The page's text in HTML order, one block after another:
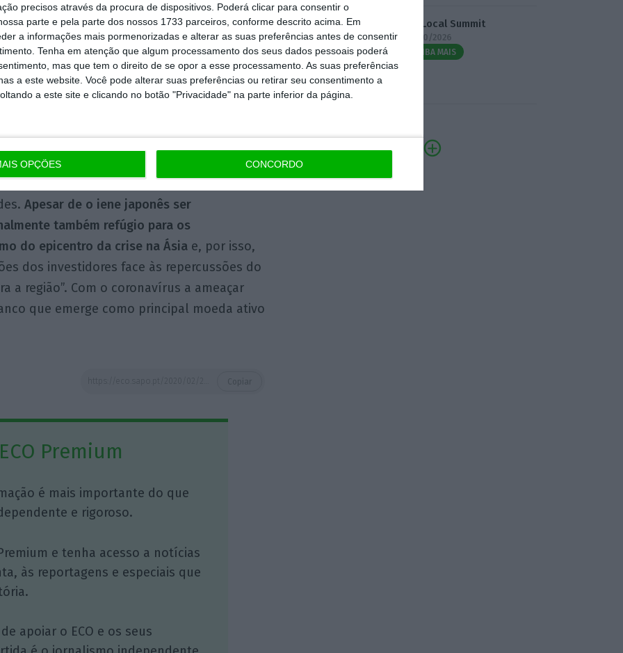
precisos através da procura de dispositivos. Poderá clicar para consentir o
parte e pela parte dos nossos 1733 parceiros, conforme descrito acima. Em
a informações mais pormenorizadas e alterar as suas preferências antes de consentir
Tenha em atenção que algum processamento dos seus dados pessoais poderá
mas que tem o direito de se opor a esse processamento. As suas preferências
a este website. Você pode alterar suas preferências ou retirar seu consentimento a
a este site e clicando no botão "Privacidade" na parte inferior da página.
OPÇÕES CONCORDO
beneficiados. O ouro está em máximos
por onça e a prata ganha 1% para
a dez anos caiu abaixo de 1,3% e a
desde que a crise do coronavírus escalou
de um novo foco em Itália no
passada”, acrescenta a corretora
Apesar de o iene japonês ser
também refúgio para os
do epicentro da crise na Ásiae, por isso,
dos investidores face às repercussões do
a região”. Com o coronavírus a ameaçar
que emerge como principal moeda ativo
Premium
é mais importante do que
e rigoroso.
e tenha acesso a notícias
às reportagens e especiais que
apoiar o ECO e os seus
3.º Local Summit
07/10/2026
SAIBA MAIS